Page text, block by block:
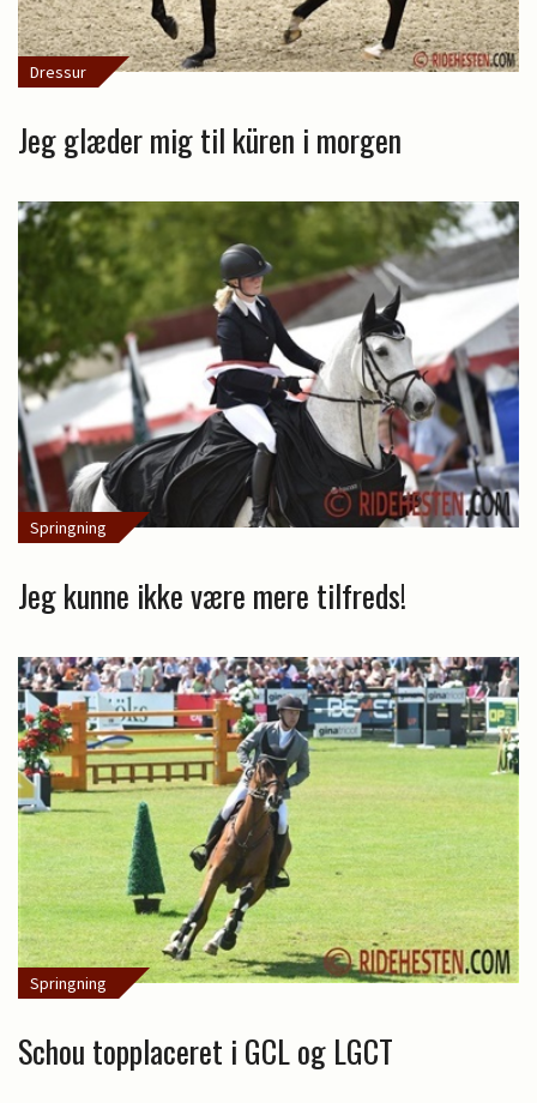
Dressur
Jeg glæder mig til küren i morgen
Springning
Jeg kunne ikke være mere tilfreds!
Springning
Schou topplaceret i GCL og LGCT